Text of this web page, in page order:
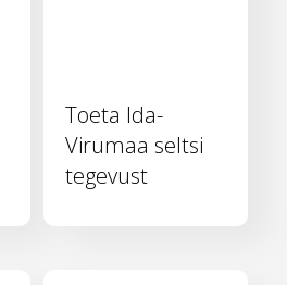
Toeta Ida-
Virumaa seltsi
tegevust